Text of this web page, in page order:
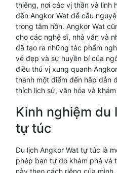
thiêng, nơi các vị thần và linh
đến Angkor Wat để cầu
trong tâm hồn. Angkor Wat
cho các nghệ sĩ, nhà văn và
đã tạo ra những tác phẩm
vẻ đẹp và sự huyền bí của
điều thú vị xung quanh
thành một điểm đến hấp dẫn
thích lịch sử, văn hóa và
Kinh nghiệm du
tự túc
Du lịch Angkor Wat tự túc là
phép bạn tự do khám phá và
này theo cách riêng của